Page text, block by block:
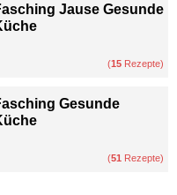
Jause Gesunde
(15 Rezepte)
Gesunde
(51 Rezepte)